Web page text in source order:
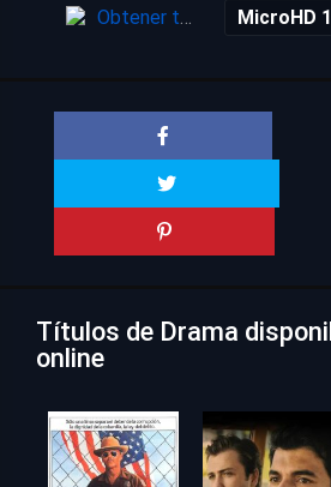
Obtener torrent MicroHD
Títulos de Drama
online